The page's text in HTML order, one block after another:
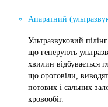
Апаратний
Ультразвуковий
що генерують
хвилин відбувається
що ороговіли,
потових і сальних
кровообіг.